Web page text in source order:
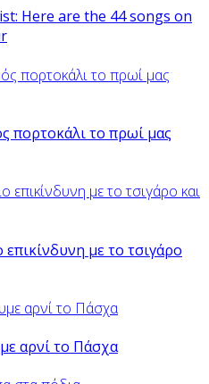
Here are the 44 songs on
πορτοκάλι το πρωί μας
με το τσιγάρο
αρνί το Πάσχα